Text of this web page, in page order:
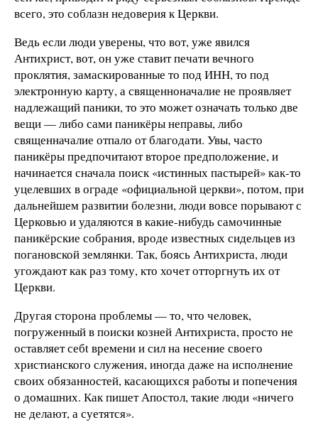
всего, это соблазн недоверия к Церкви.
Ведь если люди уверены, что вот, уже явился
Антихрист, вот, он уже ставит печати вечного
проклятия, замаскированные то под ИНН, то под
электронную карту, а священноначалие не проявляет
надлежащий паники, то это может означать только две
вещи — либо сами паникёры неправы, либо
священначалие отпало от благодати. Увы, часто
паникёры предпочитают второе предположение, и
начинается сначала поиск «истинных пастырей» как-то
уцелевших в ограде «официальной церкви», потом, при
дальнейшем развитии болезни, люди вовсе порывают с
Церковью и удаляются в какие-нибудь самочинные
паникёрские собрания, вроде известных сидельцев из
погановской землянки. Так, боясь Антихриста, люди
угождают как раз тому, кто хочет отторгнуть их от
Церкви.
Другая сторона проблемы — то, что человек,
погруженный в поиски козней Антихриста, просто не
оставляет себt времени и сил на несение своего
христианского служения, иногда даже на исполнение
своих обязанностей, касающихся работы и попечения
о домашних. Как пишет Апостол, такие люди «ничего
не делают, а суетятся».